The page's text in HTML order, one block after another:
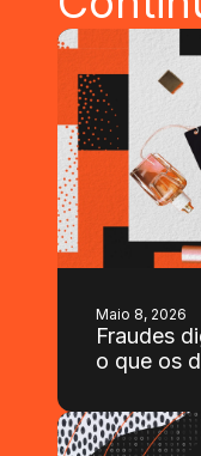
Maio 8, 2026
Fraudes
o que os